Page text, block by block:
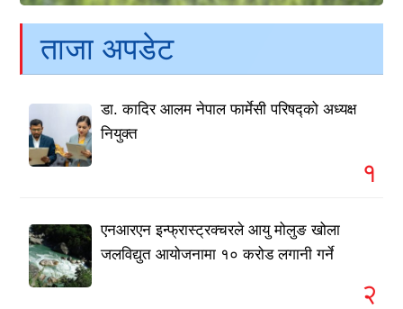
ताजा अपडेट
डा. कादिर आलम नेपाल फार्मेसी परिषद्को अध्यक्ष
नियुक्त
१
एनआरएन इन्फ्रास्ट्रक्चरले आयु मोलुङ खोला
जलविद्युत आयोजनामा १० करोड लगानी गर्ने
२